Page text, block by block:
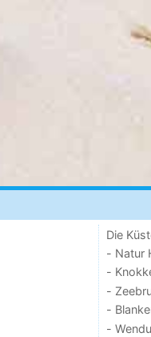
Die
- Natur
-
-
-
-